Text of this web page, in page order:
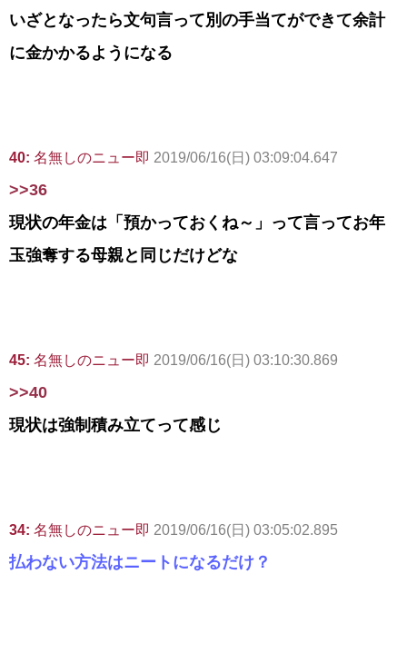
いざとなったら文句言って別の手当てができて余計
に金かかるようになる
40: 名無しのニュー即 2019/06/16(日) 03:09:04.647
>>36
現状の年金は「預かっておくね～」って言ってお年
玉強奪する母親と同じだけどな
45: 名無しのニュー即 2019/06/16(日) 03:10:30.869
>>40
現状は強制積み立てって感じ
34: 名無しのニュー即 2019/06/16(日) 03:05:02.895
払わない方法はニートになるだけ？